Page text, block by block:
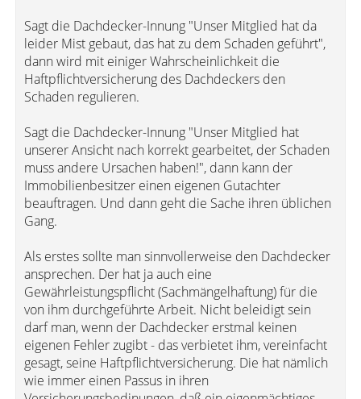
Sagt die Dachdecker-Innung "Unser Mitglied hat da
leider Mist gebaut, das hat zu dem Schaden geführt",
dann wird mit einiger Wahrscheinlichkeit die
Haftpflichtversicherung des Dachdeckers den
Schaden regulieren.
Sagt die Dachdecker-Innung "Unser Mitglied hat
unserer Ansicht nach korrekt gearbeitet, der Schaden
muss andere Ursachen haben!", dann kann der
Immobilienbesitzer einen eigenen Gutachter
beauftragen. Und dann geht die Sache ihren üblichen
Gang.
Als erstes sollte man sinnvollerweise den Dachdecker
ansprechen. Der hat ja auch eine
Gewährleistungspflicht (Sachmängelhaftung) für die
von ihm durchgeführte Arbeit. Nicht beleidigt sein
darf man, wenn der Dachdecker erstmal keinen
eigenen Fehler zugibt - das verbietet ihm, vereinfacht
gesagt, seine Haftpflichtversicherung. Die hat nämlich
wie immer einen Passus in ihren